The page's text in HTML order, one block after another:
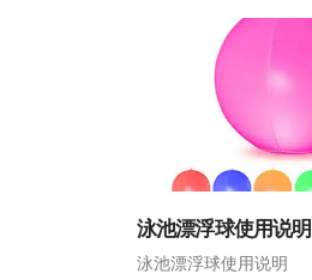
泳池漂浮球使用说明
泳池漂浮球使用说明